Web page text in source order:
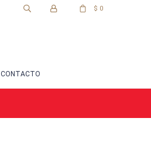
CONTACTO
$ 0